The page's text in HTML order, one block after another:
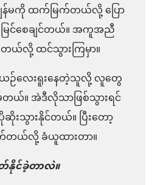
မကို ထက်မြက်တယ်လို့ ပြော
င်စေချင်တယ်။ အကူအညီ
ယ်လို့ ထင်သွားကြမှာ။
ဉ်လေးရူးနေတဲ့သူလို့ လူတွေ
တယ်။ အဲဒီလိုသာဖြစ်သွားရင်
းသွားနိုင်တယ်။ ပြီးတော့
တယ်လို့ ခံယူထားတာ။
င်ခဲ့တာလဲ။